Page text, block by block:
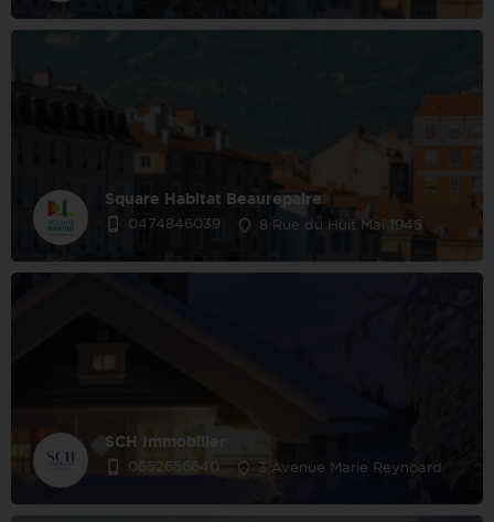
Square Habitat Beaurepaire
0474846039 8 Rue du Huit Mai 1945
SCH Immobilier
0652656640 3 Avenue Marie Reynoard